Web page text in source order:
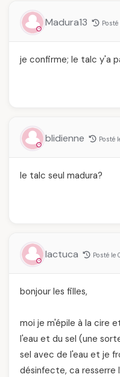
Madura13
je confirme; le talc y'a
blidienne Posté
le talc seul madura?
lactuca Posté le
bonjour les filles,
moi je m'épile à la cire
l'eau et du sel (une
sel avec de l'eau et je
désinfecte, ca resserre